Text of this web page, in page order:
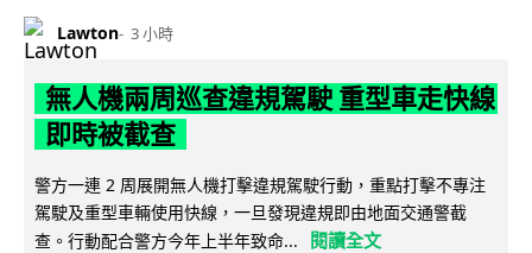
Lawton 3 小時
無人機兩周巡查違規駕駛 重型車走快線
即時被截查
警方一連 2 周展開無人機打擊違規駕駛行動，重點打擊不專注
駕駛及重型車輛使用快線，一旦發現違規即由地面交通警截
查。行動配合警方今年上半年致命...
閱讀全文